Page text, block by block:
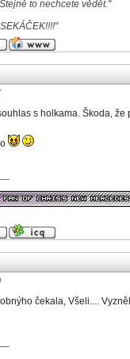
to nechcete vědět."
s holkama. Škoda,
čekala, Všeli....